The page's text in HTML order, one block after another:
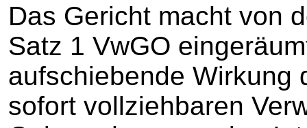
Das Gericht macht von
Satz 1 VwGO
aufschiebende Wirkung
sofort vollziehbaren